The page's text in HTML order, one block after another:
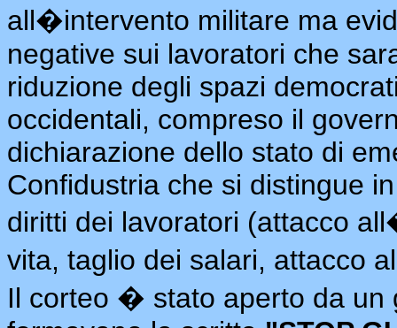
all�intervento militare ma
negative sui lavoratori che
riduzione degli spazi
occidentali, compreso il
dichiarazione dello stato di
Confidustria che si distingue
diritti dei lavoratori (attacco
vita, taglio dei salari, attacco
Il corteo � stato aperto da un